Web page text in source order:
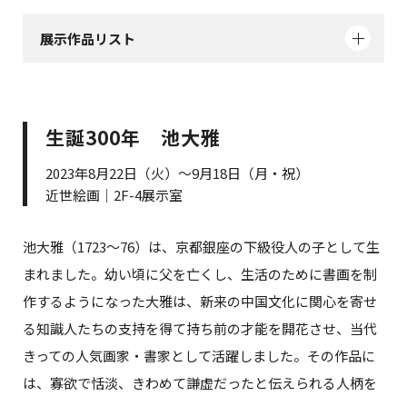
展示作品リスト
生誕300年 池大雅
2023年8月22日（火）～9月18日（月・祝）
近世絵画｜2F-4展示室
池大雅（1723～76）は、京都銀座の下級役人の子として生
まれました。幼い頃に父を亡くし、生活のために書画を制
作するようになった大雅は、新来の中国文化に関心を寄せ
る知識人たちの支持を得て持ち前の才能を開花させ、当代
きっての人気画家・書家として活躍しました。その作品に
は、寡欲で恬淡、きわめて謙虚だったと伝えられる人柄を